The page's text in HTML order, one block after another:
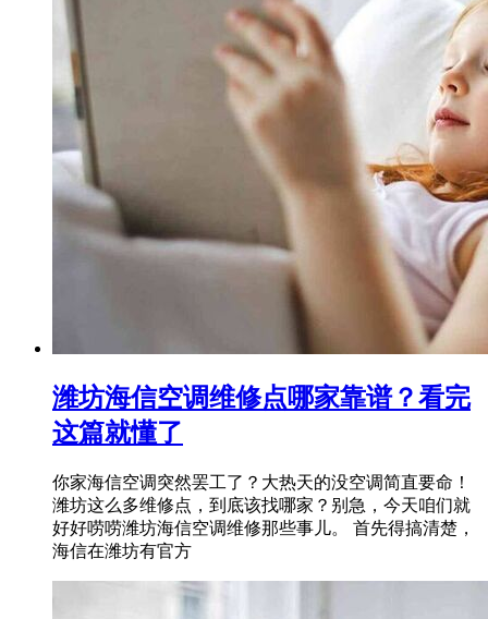
潍坊海信空调维修点哪家靠谱？看完
这篇就懂了
你家海信空调突然罢工了？大热天的没空调简直要命！
潍坊这么多维修点，到底该找哪家？别急，今天咱们就
好好唠唠潍坊海信空调维修那些事儿。 首先得搞清楚，
海信在潍坊有官方